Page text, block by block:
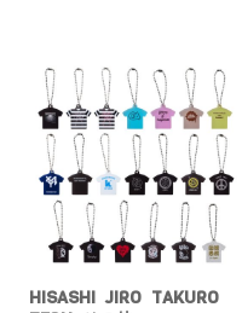
HISASHI JIRO TAKURO